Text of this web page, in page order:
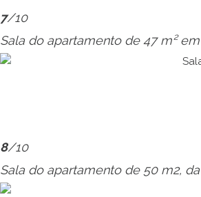
7/10
Sala do apartamento de 47 m²
8/10
Sala do apartamento de 50 m2,